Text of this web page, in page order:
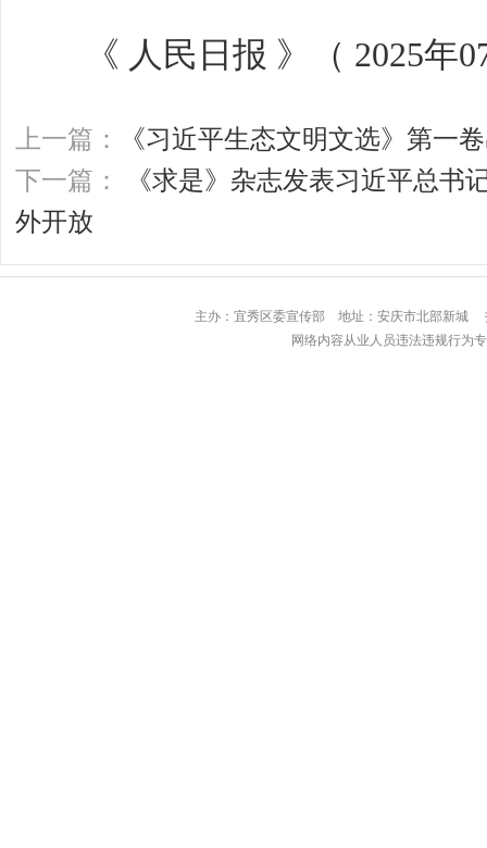
《 人民日报 》（ 2025年07
上一篇：
《习近平生态文明文选》第一
下一篇：
《求是》杂志发表习近平总书
外开放
主办：宜秀区委宣传部 地址：安庆市北
网络内容从业人员违法违规行